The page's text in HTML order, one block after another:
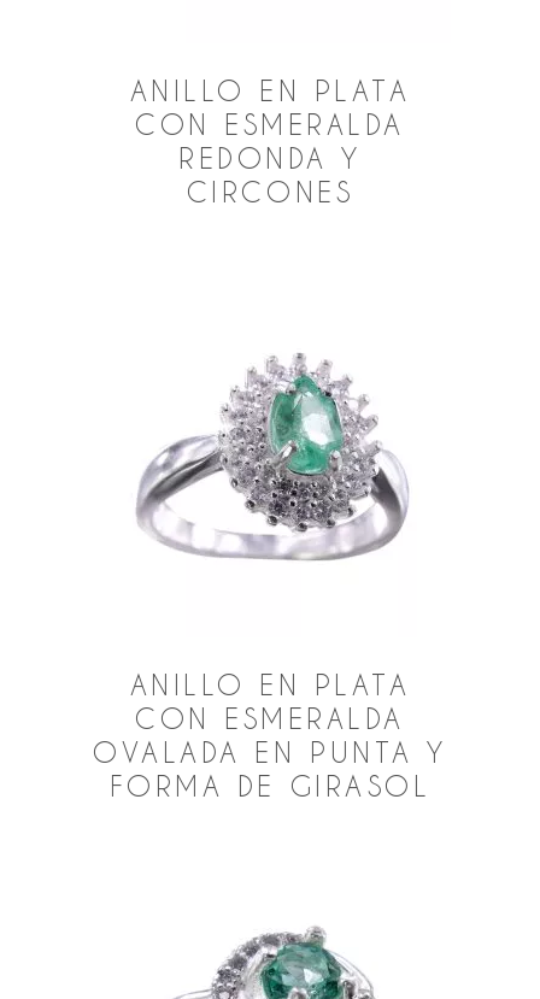
ANILLO EN PLATA
CON ESMERALDA
REDONDA Y
CIRCONES
ANILLO EN PLATA
CON ESMERALDA
OVALADA EN PUNTA Y
FORMA DE GIRASOL